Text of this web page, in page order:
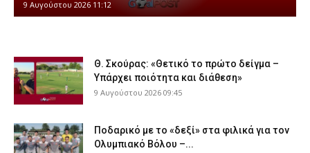
9 Αυγούστου 2026 11:12
Θ. Σκούρας: «Θετικό το πρώτο δείγμα –
Υπάρχει ποιότητα και διάθεση»
9 Αυγούστου 2026 09:45
Ποδαρικό με το «δεξί» στα φιλικά για τον
Ολυμπιακό Βόλου –...